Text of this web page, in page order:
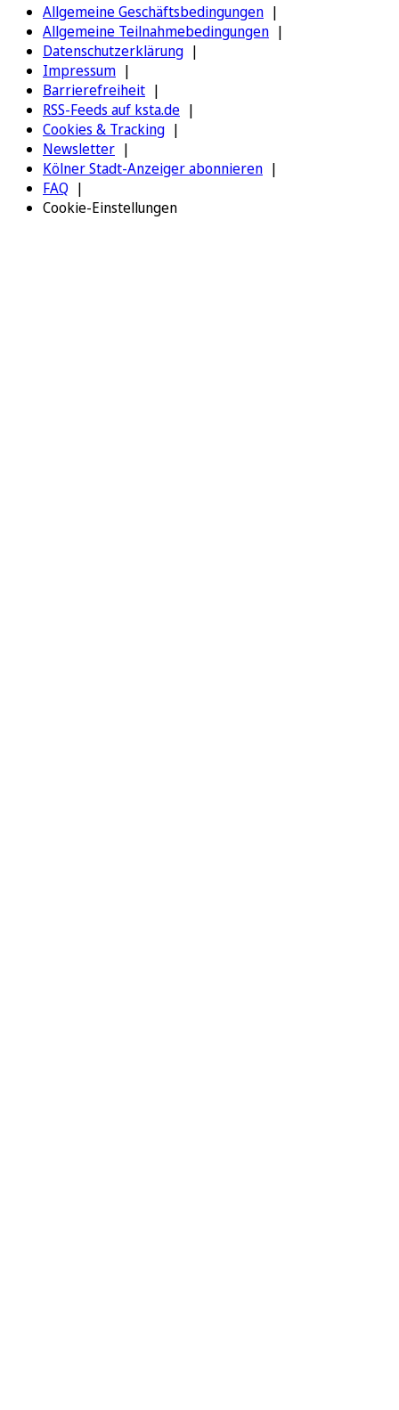
Allgemeine Geschäftsbedingungen
Allgemeine Teilnahmebedingungen
Datenschutzerklärung
Impressum
Barrierefreiheit
RSS-Feeds auf ksta.de
Cookies & Tracking
Newsletter
Kölner Stadt-Anzeiger abonnieren
FAQ
Cookie-Einstellungen